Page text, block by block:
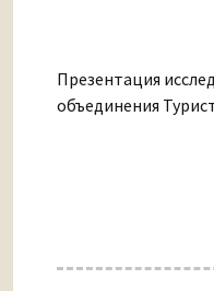
Презентация
объединения